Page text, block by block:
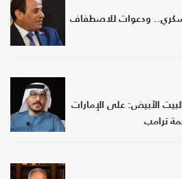
ودعوات للاصطفاف
البيت الأبيض: على الإمارات
ترامب